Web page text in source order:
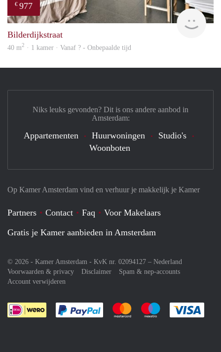
€ 977
Bilderdijkstraat
40 m2 · 1 kamer · Vanaf ? - Onbepaalde tijd
Op Kamer Amsterdam vind en verhuur je makkelijk je Kamer
Partners Contact Faq
Voor Makelaars
Gratis je Kamer aanbieden in Amsterdam
© 2026 - Kamer Amsterdam - KvK nr. 02094127 – Nederland
Voorwaarden & privacy
Disclaimer
Spam & nep-accounts
Account verwijderen
Je rekent gemakkelijk af met Paypal
Je rekent gemakkelijk af met
Je rekent
Niks leuks gevonden? Dit is ons andere aanbod in
Amsterdam:
Appartementen Huurwoningen
Studio's
Woonboten